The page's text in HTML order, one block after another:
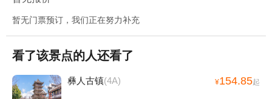
暂无门票预订，我们正在努力补充
看了该景点的人还看了
彝人古镇(4A) ¥154.85起